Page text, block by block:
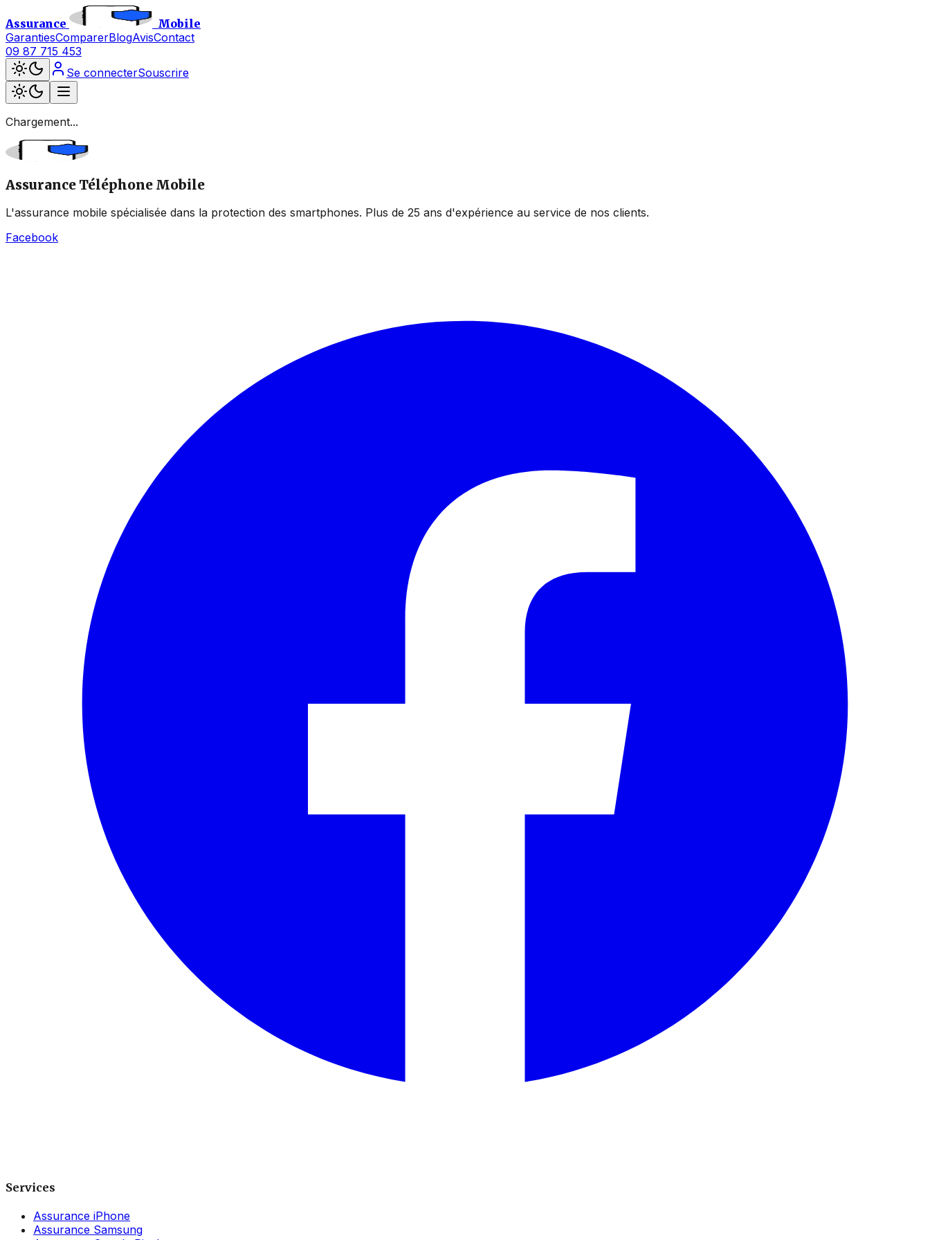
Assurance
Mobile
GarantiesComparerBlogAvisContact
09 87 715 453
Se connecterSouscrire
Chargement...
Assurance Téléphone Mobile
L'assurance mobile spécialisée dans la protection des smartphones. Plus de 25 ans d'expérience au service de nos clients.
Facebook
Services
Assurance iPhone
Assurance Samsung